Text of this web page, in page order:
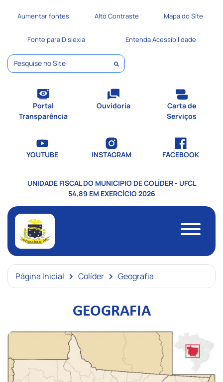
Seção de atalhos e links
Ir para o menu [alt+2]
Ir para a busca [alt+3]
Ir para o rodapé [alt+4]
Aumentar fontes Alto Contraste Mapa do Site
Fonte para Dislexia Entenda Acessibilidade
Pesquisar
Portal
Transparência
Ouvidoria
Carta de
Serviços
YOUTUBE INSTAGRAM FACEBOOK
UNIDADE FISCAL DO MUNICIPIO DE COLÍDER - UFCL
54,89 EM EXERCÍCIO 2026
Seção do menu principal
Página Inicial Colíder Geografia
GEOGRAFIA